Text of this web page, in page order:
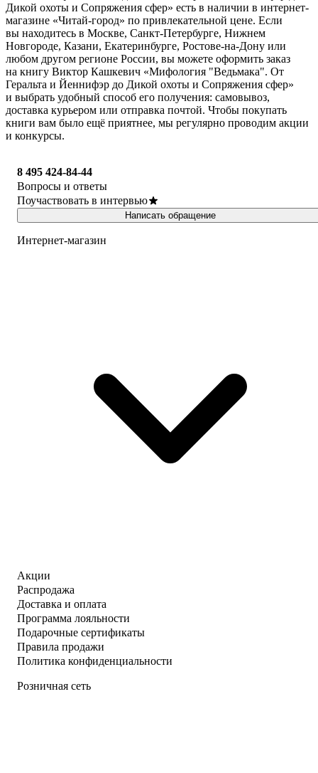
Дикой охоты и Сопряжения сфер» есть в наличии в интернет-
магазине «Читай-город» по привлекательной цене. Если
вы находитесь в Москве, Санкт-Петербурге, Нижнем
Новгороде, Казани, Екатеринбурге, Ростове-на-Дону или
любом другом регионе России, вы можете оформить заказ
на книгу Виктор Кашкевич «Мифология "Ведьмака". От
Геральта и Йеннифэр до Дикой охоты и Сопряжения сфер»
и выбрать удобный способ его получения: самовывоз,
доставка курьером или отправка почтой. Чтобы покупать
книги вам было ещё приятнее, мы регулярно проводим акции
и конкурсы.
8 495 424-84-44
Вопросы и ответы
Поучаствовать в интервью
Написать обращение
Интернет-магазин
Акции
Распродажа
Доставка и оплата
Программа лояльности
Подарочные сертификаты
Правила продажи
Политика конфиденциальности
Розничная сеть